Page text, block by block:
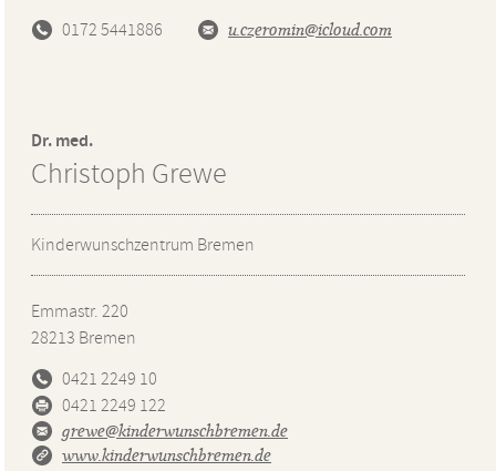
0172 5441886‬
u.czeromin@icloud.com
Dr. med.
Christoph Grewe
Kinderwunschzentrum Bremen
Emmastr. 220
28213 Bremen
0421 2249 10
0421 2249 122
grewe@kinderwunschbremen.de
www.kinderwunschbremen.de